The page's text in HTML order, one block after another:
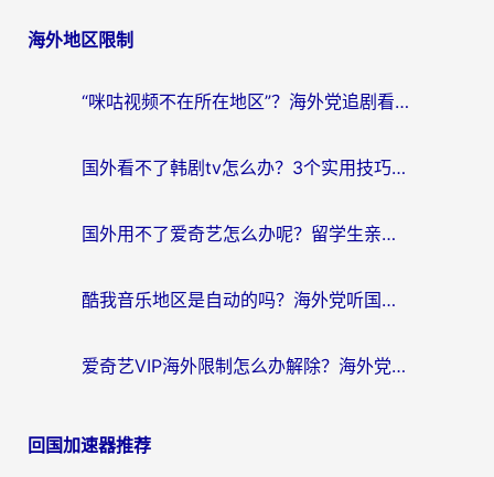
导
海外地区限制
“咪咕视频不在所在地区”？海外党追剧看片、炒股的救星来了！
国外看不了韩剧tv怎么办？3个实用技巧解决海外追剧难题（附书旗小说&社保查询攻略）
国外用不了爱奇艺怎么办呢？留学生亲测有效的回国加速方案
酷我音乐地区是自动的吗？海外党听国内音乐看视频的真实解决方案
爱奇艺VIP海外限制怎么办解除？海外党追剧看片的终极解决方案
回国加速器推荐